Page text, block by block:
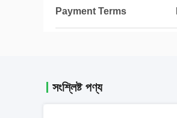
Payment Terms
সংশ্লিষ্ট পণ্য